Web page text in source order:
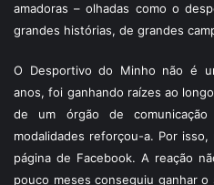
amadoras – olhadas como o
grandes histórias, de grandes
O Desportivo do Minho não é
anos, foi ganhando raízes ao
de um órgão de
modalidades reforçou-a. Por
página de Facebook. A reação
pouco meses conseguiu ganhar